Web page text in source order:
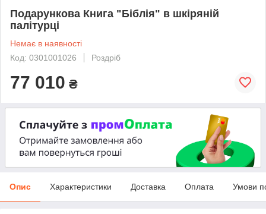
Подарункова Книга "Біблія" в шкіряній
палітурці
Немає в наявності
Код: 0301001026
Роздріб
77 010 ₴
Опис Характеристики Доставка Оплата Умови